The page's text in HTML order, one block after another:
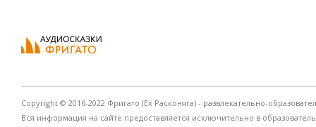
Copyright © 2016-2022 Фригато (Ex Расконяга) - развлекательно-
Вся информация на сайте предоставляется исключительно в